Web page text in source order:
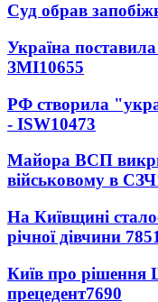
Суд обрав
Україна
ЗМІ10655
РФ створила
- ISW10473
Майора ВСП
військовому в СЗЧ
На Київщині
річної дівчини 7851
Київ про рішення
прецедент7690